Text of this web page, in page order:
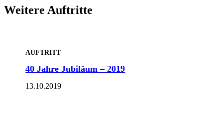
Weitere Auftritte
AUFTRITT
40 Jahre Jubiläum – 2019
13.10.2019